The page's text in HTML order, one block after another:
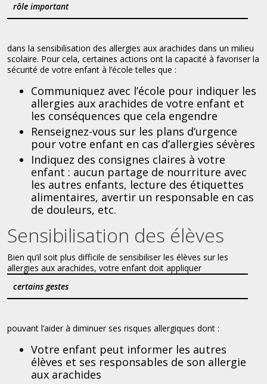
rôle important
dans la sensibilisation des allergies aux arachides dans un milieu
scolaire. Pour cela, certaines actions ont la capacité à favoriser la
sécurité de votre enfant à l’école telles que :
Communiquez avec l’école pour indiquer les
allergies aux arachides de votre enfant et
les conséquences que cela engendre
Renseignez-vous sur les plans d’urgence
pour votre enfant en cas d’allergies sévères
Indiquez des consignes claires à votre
enfant : aucun partage de nourriture avec
les autres enfants, lecture des étiquettes
alimentaires, avertir un responsable en cas
de douleurs, etc.
Sensibilisation des élèves
Bien qu’il soit plus difficile de sensibiliser les élèves sur les
allergies aux arachides, votre enfant doit appliquer
certains gestes
pouvant l’aider à diminuer ses risques allergiques dont :
Votre enfant peut informer les autres
élèves et ses responsables de son allergie
aux arachides